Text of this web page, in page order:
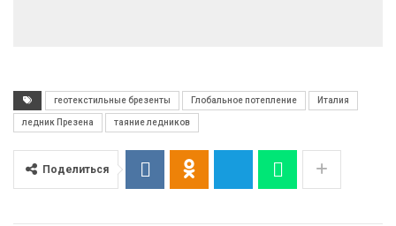
геотекстильные брезенты Глобальное потепление Италия
ледник Презена таяние ледников
Поделиться